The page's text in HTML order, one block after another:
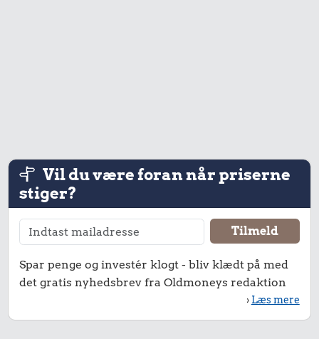
Vil du være foran når priserne
stiger?
Spar penge og investér klogt - bliv klædt på med
det gratis nyhedsbrev fra Oldmoneys redaktion
› Læs mere